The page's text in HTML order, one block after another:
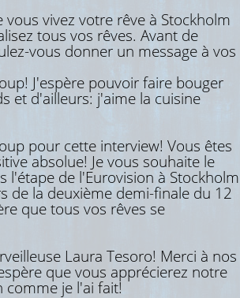
vous vivez votre rêve à Stockholm
tous vos rêves. Avant de
vous donner un message à vos
J'espère pouvoir faire bouger
et d'ailleurs: j'aime la cuisine
pour cette interview! Vous êtes
absolue! Je vous souhaite le
l'étape de l'Eurovision à Stockholm
de la deuxième demi-finale du 12
que tous vos rêves se
Laura Tesoro! Merci à nos
que vous apprécierez notre
comme je l'ai fait!